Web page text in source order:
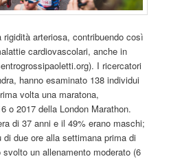
rigidità arteriosa, contribuendo così
cardiovascolari, anche in
I ricercatori
hanno esaminato 138 individui
volta una maratona,
o 2017 della London Marathon.
di 37 anni e il 49% erano maschi;
due ore alla settimana prima di
svolto un allenamento moderato (6